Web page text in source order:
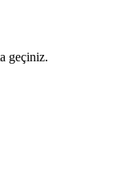
geçiniz.